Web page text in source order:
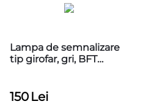
Lampa de semnalizare
tip girofar, gri, BFT
150 Lei